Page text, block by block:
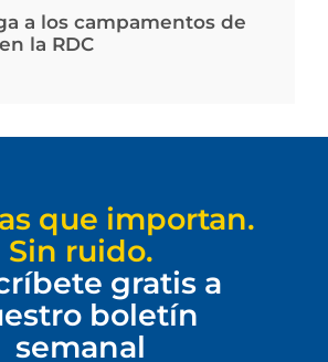
a los campamentos de
la RDC
que importan.
Sin ruido.
gratis a
boletín
semanal